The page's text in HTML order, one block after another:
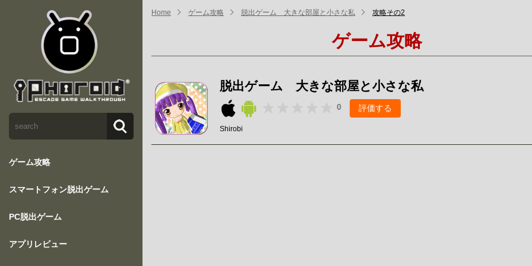
ゲーム攻略
スマートフォン脱出ゲーム
PC脱出ゲーム
アプリレビュー
Home ゲーム攻略 脱出ゲーム 大きな部屋と小さな私 攻略その2
ゲーム攻略
脱出ゲーム 大きな部屋と小さな私
0 評価する
Shirobi